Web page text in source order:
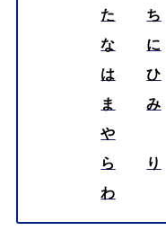
た
ち
な
に
は
ひ
ま
み
や
ら
り
わ